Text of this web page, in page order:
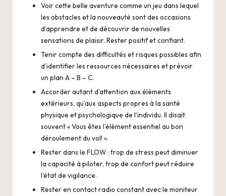
Voir cette belle aventure comme un jeu dans lequel
les obstacles et la nouveauté sont des occasions
d’apprendre et de découvrir de nouvelles
sensations de plaisir. Rester positif et confiant.
Tenir compte des difficultés et risques possibles afin
d’identifier les ressources nécessaires et prévoir
un plan A – B – C.
Accorder autant d’attention aux éléments
extérieurs, qu’aux aspects propres à la santé
physique et psychologique de l’individu. Il disait
souvent « Vous êtes l’élément essentiel au bon
déroulement du vol! ».
Rester dans le FLOW : trop de stress peut diminuer
la capacité à piloter, trop de confort peut réduire
l’état de vigilance.
Rester en contact radio constant avec le moniteur